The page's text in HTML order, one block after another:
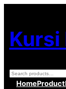
ke
konten
Search
HomeProduct